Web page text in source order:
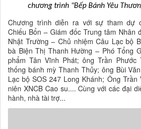
chương trình "Bếp Bánh Yêu
Chương trình diễn ra với sự tham dự
Chiếu Bổn – Giám đốc Trung tâm Nhân
Nhật Trường – Chủ nhiệm Câu Lạc bộ
bà Biện Thị Thanh Hường – Phó Tổng
phẩm Tân Vĩnh Phát; ông Trần
thống bánh mỳ Thanh Thủy; ông Bùi
Lạc bộ SOS 247 Long Khánh; Ông
niên XNCB Cao su.... Cùng với các đại
hành, nhà tài trợ...